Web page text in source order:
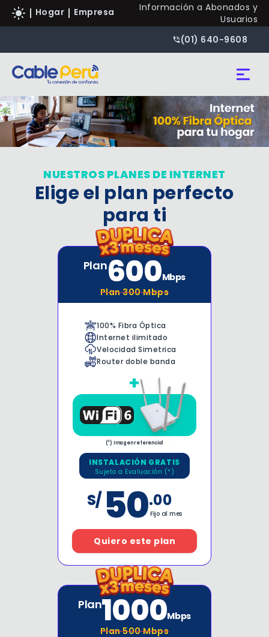
Hogar Empresa
Información a Abonados y
Usuarios
(01) 640-9608
CONTACTAREMOS
Tengo un Negocio
DNI/CE
Enviar
NUESTROS PLANES DE INTERNET
Elige el plan perfecto
para ti
Plan600Mbps
Plan300Mbps
100% Fibra Óptica
Internet ilimitado
Velocidad Simetrica
Router doble banda
+
(*) Imagen referencial
INSTALACIÓN GRATIS
Sujeto a Evaluación (*)
S/ 50.00
Fijo al mes
Quiero este plan
Plan1000Mbps
Plan500Mbps